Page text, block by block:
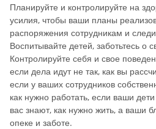
Планируйте и контролируйте на
усилия, чтобы ваши планы
распоряжения сотрудникам и
Воспитывайте детей, заботьтесь о
Контролируйте себя и свое
если дела идут не так, как вы
если у ваших сотрудников
как нужно работать, если ваши
вас знают, как нужно жить, а ваши
опеке и заботе.